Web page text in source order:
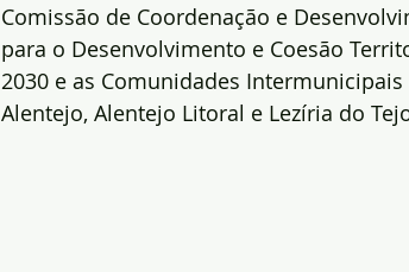
Comissão de Coordenação e
para o Desenvolvimento e Coesão
2030 e as Comunidades
Alentejo, Alentejo Litoral e Lezíria do